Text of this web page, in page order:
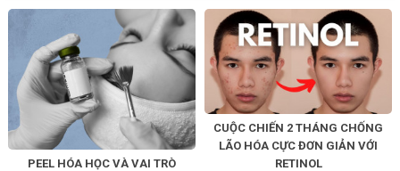
PEEL HÓA HỌC VÀ VAI TRÒ
CUỘC CHIẾN 2 THÁNG CHỐNG
LÃO HÓA CỰC ĐƠN GIẢN VỚI
RETINOL